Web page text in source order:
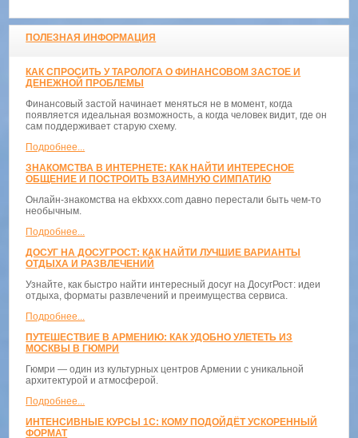
ПОЛЕЗНАЯ ИНФОРМАЦИЯ
КАК СПРОСИТЬ У ТАРОЛОГА О ФИНАНСОВОМ ЗАСТОЕ И
ДЕНЕЖНОЙ ПРОБЛЕМЫ
Финансовый застой начинает меняться не в момент, когда
появляется идеальная возможность, а когда человек видит, где он
сам поддерживает старую схему.
Подробнее...
ЗНАКОМСТВА В ИНТЕРНЕТЕ: КАК НАЙТИ ИНТЕРЕСНОЕ
ОБЩЕНИЕ И ПОСТРОИТЬ ВЗАИМНУЮ СИМПАТИЮ
Онлайн-знакомства на ekbxxx.com давно перестали быть чем-то
необычным.
Подробнее...
ДОСУГ НА ДОСУГРОСТ: КАК НАЙТИ ЛУЧШИЕ ВАРИАНТЫ
ОТДЫХА И РАЗВЛЕЧЕНИЙ
Узнайте, как быстро найти интересный досуг на ДосугРост: идеи
отдыха, форматы развлечений и преимущества сервиса.
Подробнее...
ПУТЕШЕСТВИЕ В АРМЕНИЮ: КАК УДОБНО УЛЕТЕТЬ ИЗ
МОСКВЫ В ГЮМРИ
Гюмри — один из культурных центров Армении с уникальной
архитектурой и атмосферой.
Подробнее...
ИНТЕНСИВНЫЕ КУРСЫ 1С: КОМУ ПОДОЙДЁТ УСКОРЕННЫЙ
ФОРМАТ